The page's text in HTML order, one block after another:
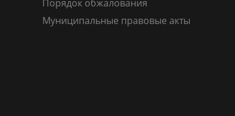
Порядок обжалования
Муниципальные правовые акты